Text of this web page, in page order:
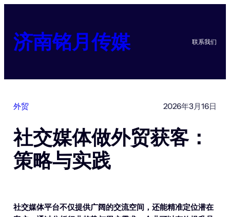
济南铭月传媒 联系我们
外贸 2026年3月16日
社交媒体做外贸获客：
策略与实践
社交媒体平台不仅提供广阔的交流空间，还能精准定位潜在